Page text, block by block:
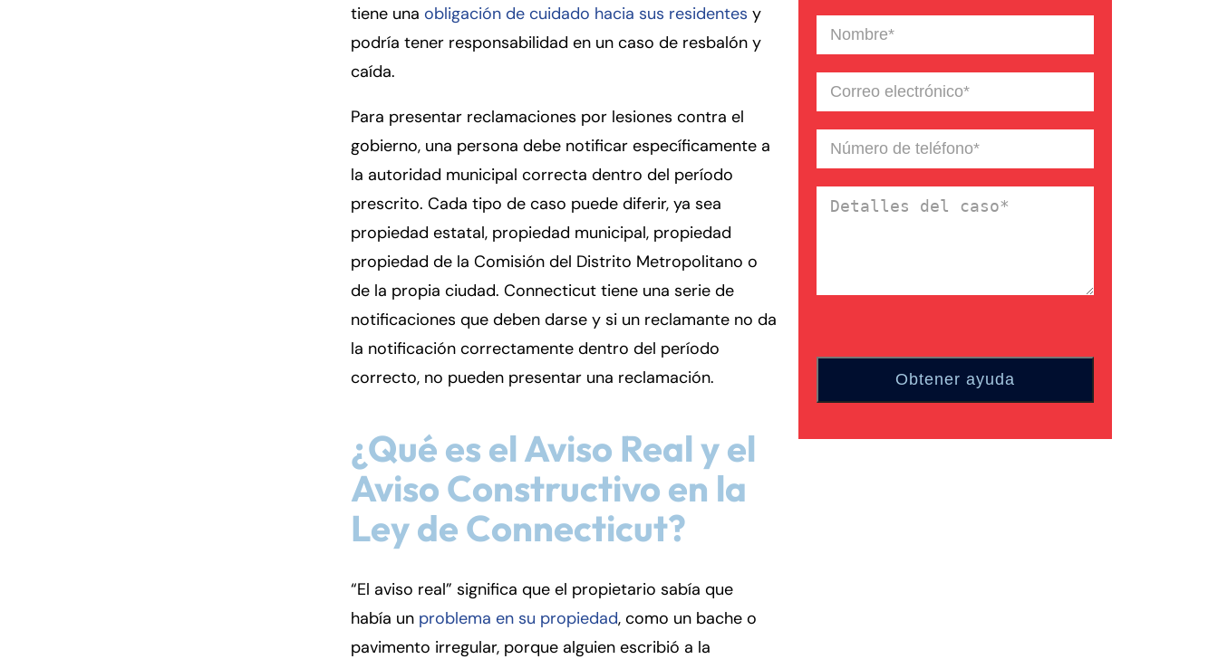
tiene una obligación de cuidado hacia sus residentes y
podría tener responsabilidad en un caso de resbalón y
caída.
Para presentar reclamaciones por lesiones contra el
gobierno, una persona debe notificar específicamente a
la autoridad municipal correcta dentro del período
prescrito. Cada tipo de caso puede diferir, ya sea
propiedad estatal, propiedad municipal, propiedad
propiedad de la Comisión del Distrito Metropolitano o
de la propia ciudad. Connecticut tiene una serie de
notificaciones que deben darse y si un reclamante no da
la notificación correctamente dentro del período
correcto, no pueden presentar una reclamación.
¿Qué es el Aviso Real y el
Aviso Constructivo en la
Ley de Connecticut?
“El aviso real” significa que el propietario sabía que
había un problema en su propiedad, como un bache o
pavimento irregular, porque alguien escribió a la
Noticias de la Firma
Un blog de derecho de
Connecticut
Nombre(Required)
Correo
electrónico(Required)
Número
de
teléfono(Required)
Detalles
Monday
8:30 AM – 5:00 PM
Tuesday
8:30 AM – 5:00 PM
Wednesday
Friday
8:30 AM – 5:00 PM
Saturday
Closed
Sunday
Closed
Monday
8:30 AM – 5:00 PM
Tuesday
8:30 AM – 5:00 PM
Wednesday
Friday
8:30 AM – 5:00 PM
Saturday
Closed
Sunday
Closed